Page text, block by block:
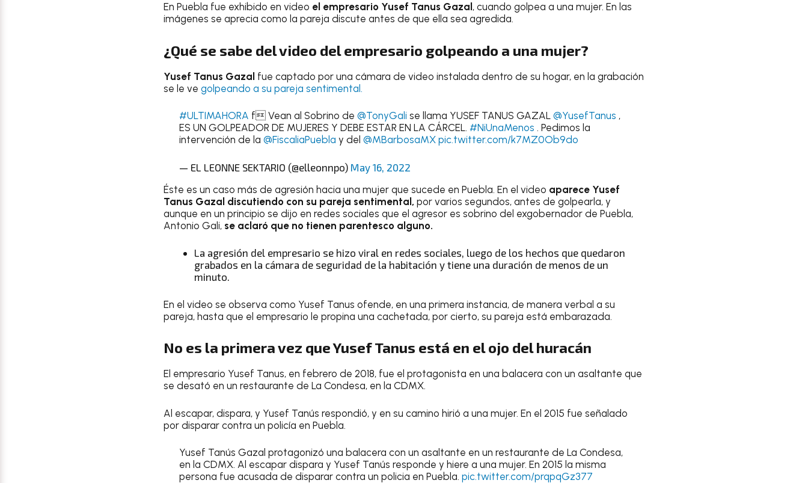
En Puebla fue exhibido en video el empresario Yusef Tanus Gazal , cuando golpea a una mujer. En las
imágenes se aprecia como la pareja discute antes de que ella sea agredida.
¿Qué se sabe del video del empresario golpeando a una mujer?
Yusef Tanus Gazal fue captado por una cámara de video instalada dentro de su hogar, en la grabación
se le ve golpeando a su pareja sentimental.
#ULTIMAHORA f Vean al Sobrino de @TonyGalise llama YUSEF TANUS GAZAL @YusefTanus ,
ES UN GOLPEADOR DE MUJERES Y DEBE ESTAR EN LA CÁRCEL. #NiUnaMenos . Pedimos la
intervención de la @FiscaliaPuebla y del @MBarbosaMX pic.twitter.com/k7MZ0Ob9do
— EL LEONNE SEKTARIO (@elleonnpo) May 16, 2022
Éste es un caso más de agresión hacia una mujer que sucede en Puebla. En el video aparece Yusef
Tanus Gazal discutiendo con su pareja sentimental, por varios segundos, antes de golpearla, y
aunque en un principio se dijo en redes sociales que el agresor es sobrino del exgobernador de Puebla,
Antonio Gali, se aclaró que no tienen parentesco alguno.
La agresión del empresario se hizo viral en redes sociales, luego de los hechos que quedaron
grabados en la cámara de seguridad de la habitación y tiene una duración de menos de un
minuto.
En el video se observa como Yusef Tanus ofende, en una primera instancia, de manera verbal a su
pareja, hasta que el empresario le propina una cachetada, por cierto, su pareja está embarazada.
No es la primera vez que Yusef Tanus está en el ojo del huracán
El empresario Yusef Tanus, en febrero de 2018, fue el protagonista en una balacera con un asaltante que
se desató en un restaurante de La Condesa, en la CDMX.
Al escapar, dispara, y Yusef Tanús respondió, y en su camino hirió a una mujer. En el 2015 fue señalado
por disparar contra un policía en Puebla.
Yusef Tanús Gazal protagonizó una balacera con un asaltante en un restaurante de La Condesa,
en la CDMX. Al escapar dispara y Yusef Tanús responde y hiere a una mujer. En 2015 la misma
persona fue acusada de disparar contra un policia en Puebla. pic.twitter.com/prqpqGz377